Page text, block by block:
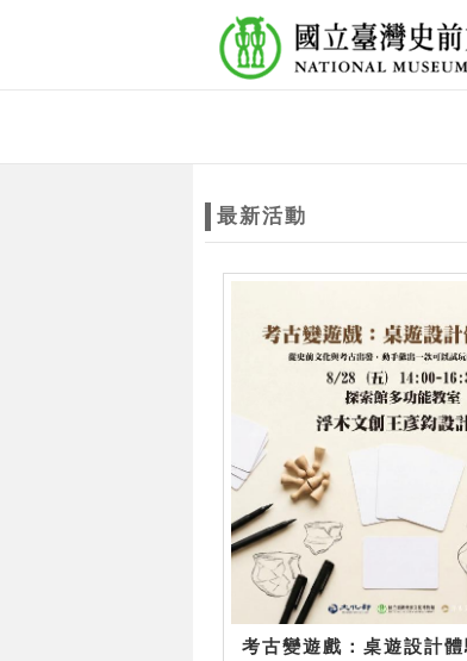
最新活動
考古變遊戲：桌遊設計體